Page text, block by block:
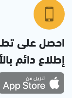
احصل على
إطلاع دائم